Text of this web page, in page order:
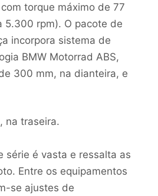
torque máximo de 77
5.300 rpm). O pacote de
incorpora sistema de
BMW Motorrad ABS,
300 mm, na dianteira, e
na traseira.
série é vasta e ressalta as
Entre os equipamentos
se ajustes de